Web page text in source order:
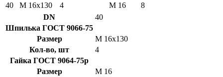
40
М 16х130 4 М 16
8
DN
40
Шпилька ГОСТ 9066-75
Размер
М 16х130
Кол-во, шт
4
Гайка ГОСТ 9064-75р
Размер
М 16